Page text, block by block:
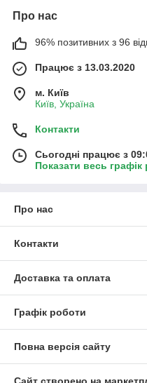
Про нас
96% позитивних з 96
Працює з 13.03.2020
м. Київ
Київ, Україна
Контакти
Сьогодні працює з
Показати весь графік
Про нас
Контакти
Доставка та оплата
Графік роботи
Повна версія сайту